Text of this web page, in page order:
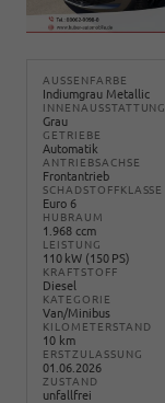
AUSSENFARBE
Indiumgrau Metallic
INNENAUSSTATTUNG
Grau
GETRIEBE
Automatik
ANTRIEBSACHSE
Frontantrieb
SCHADSTOFFKLASSE
Euro 6
HUBRAUM
1.968 ccm
LEISTUNG
110 kW (150 PS)
KRAFTSTOFF
Diesel
KATEGORIE
Van/Minibus
KILOMETERSTAND
10 km
ERSTZULASSUNG
01.06.2026
ZUSTAND
unfallfrei